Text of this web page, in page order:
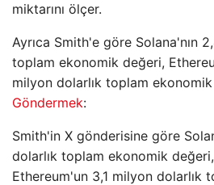
miktarını ölçer.
Ayrıca Smith'e göre Solana'nın
toplam ekonomik değeri,
milyon dolarlık toplam ekonomik
Göndermek:
Smith'in X gönderisine göre
dolarlık toplam ekonomik
Ethereum'un 3,1 milyon dolarlık